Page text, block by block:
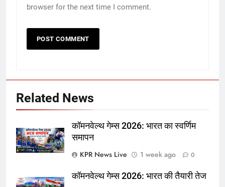
browser for the next time I comment.
Related News
कॉमनवेल्थ गेम्स 2026: भारत का स्वर्णिम
समापन
KPR News Live
1 week ago 0
कॉमनवेल्थ गेम्स 2026: भारत की तैयारी तेज